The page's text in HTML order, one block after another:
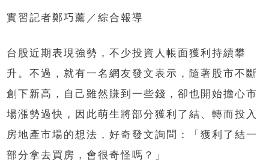
實習記者鄭巧薰／綜合報導
台股近期表現強勢，不少投資人帳面獲利持續攀
升。不過，就有一名網友發文表示，隨著股市不斷
創下新高，自己雖然賺到一些錢，卻也開始擔心市
場漲勢過快，因此萌生將部分獲利了結、轉而投入
房地產市場的想法，好奇發文詢問：「獲利了結一
部分拿去買房，會很奇怪嗎？」